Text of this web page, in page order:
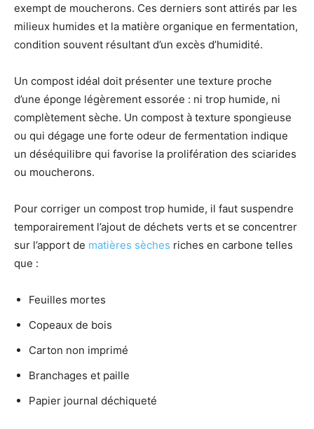
exempt de moucherons. Ces derniers sont attirés par les
milieux humides et la matière organique en fermentation,
condition souvent résultant d’un excès d’humidité.
Un compost idéal doit présenter une texture proche
d’une éponge légèrement essorée : ni trop humide, ni
complètement sèche. Un compost à texture spongieuse
ou qui dégage une forte odeur de fermentation indique
un déséquilibre qui favorise la prolifération des sciarides
ou moucherons.
Pour corriger un compost trop humide, il faut suspendre
temporairement l’ajout de déchets verts et se concentrer
sur l’apport de matières sèches riches en carbone telles
que :
Feuilles mortes
Copeaux de bois
Carton non imprimé
Branchages et paille
Papier journal déchiqueté